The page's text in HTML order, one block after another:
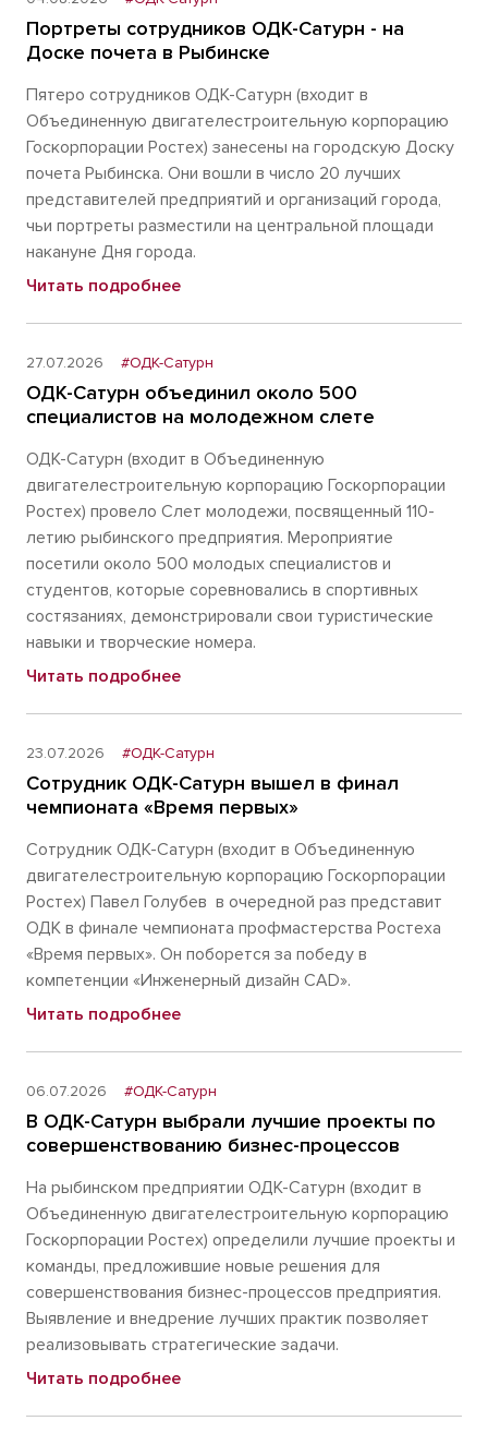
Портреты сотрудников ОДК-Сатурн - на
Доске почета в Рыбинске
Пятеро сотрудников ОДК-Сатурн (входит в
Объединенную двигателестроительную корпорацию
Госкорпорации Ростех) занесены на городскую Доску
почета Рыбинска. Они вошли в число 20 лучших
представителей предприятий и организаций города,
чьи портреты разместили на центральной площади
накануне Дня города.
Читать подробнее
27.07.2026 #ОДК-Сатурн
ОДК-Сатурн объединил около 500
специалистов на молодежном слете
ОДК-Сатурн (входит в Объединенную
двигателестроительную корпорацию Госкорпорации
Ростех) провело Слет молодежи, посвященный 110-
летию рыбинского предприятия. Мероприятие
посетили около 500 молодых специалистов и
студентов, которые соревновались в спортивных
состязаниях, демонстрировали свои туристические
навыки и творческие номера.
Читать подробнее
23.07.2026 #ОДК-Сатурн
Сотрудник ОДК-Сатурн вышел в финал
чемпионата «Время первых»
Сотрудник ОДК-Сатурн (входит в Объединенную
двигателестроительную корпорацию Госкорпорации
Ростех) Павел Голубев в очередной раз представит
ОДК в финале чемпионата профмастерства Ростеха
«Время первых». Он поборется за победу в
компетенции «Инженерный дизайн CAD».
Читать подробнее
06.07.2026 #ОДК-Сатурн
В ОДК-Сатурн выбрали лучшие проекты по
совершенствованию бизнес-процессов
На рыбинском предприятии ОДК-Сатурн (входит в
Объединенную двигателестроительную корпорацию
Госкорпорации Ростех) определили лучшие проекты и
команды, предложившие новые решения для
совершенствования бизнес-процессов предприятия.
Выявление и внедрение лучших практик позволяет
реализовывать стратегические задачи.
Читать подробнее